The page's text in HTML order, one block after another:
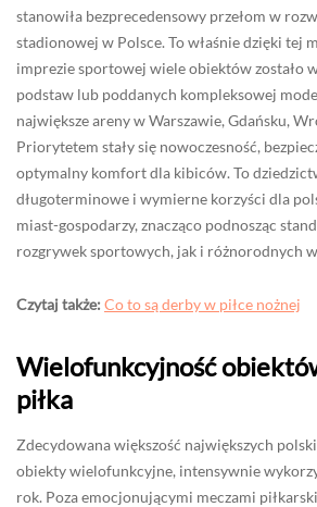
stanowiła bezprecedensowy przełom w
stadionowej w Polsce. To właśnie dzięki tej
imprezie sportowej wiele obiektów zostało
podstaw lub poddanych kompleksowej
największe areny w Warszawie, Gdańsku,
Priorytetem stały się nowoczesność,
optymalny komfort dla kibiców. To
długoterminowe i wymierne korzyści dla
miast-gospodarzy, znacząco podnosząc
rozgrywek sportowych, jak i różnorodnych
Czytaj także: Co to są derby w piłce nożnej
Wielofunkcyjność
piłka
Zdecydowana większość największych
obiekty wielofunkcyjne, intensywnie
rok. Poza emocjonującymi meczami